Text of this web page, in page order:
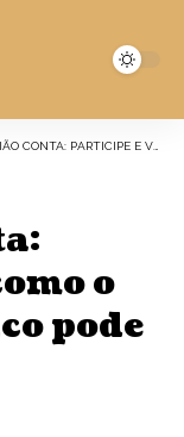
E VEJA COMO O ORÇAMENTO PÚBLICO PODE REFLETIR SUAS PRIORIDADES!
o
pode